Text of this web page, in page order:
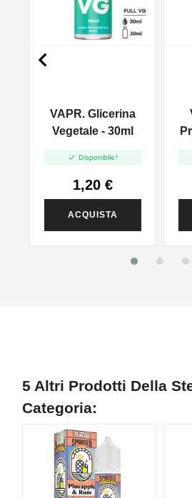
VAPR. Glicerina
Vegetale - 30ml
 Disponibile!
1,20 €
ACQUISTA

5 Altri Prodotti Della
Categoria: